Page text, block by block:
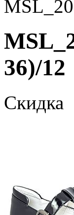
36)/12
Скидка